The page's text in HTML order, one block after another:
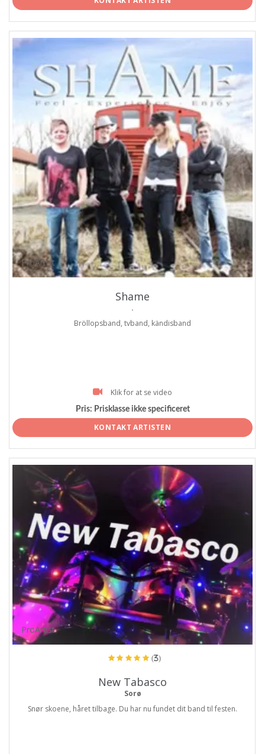
ProArtist
Shame
.
Bröllopsband, tvband, kändisband
Klik for at se video
Pris: Prisklasse ikke specificeret
KONTAKT ARTISTEN
ProArtist
(3)
New Tabasco
Sorø
Snør skoene, håret tilbage. Du har nu fundet dit band til festen.